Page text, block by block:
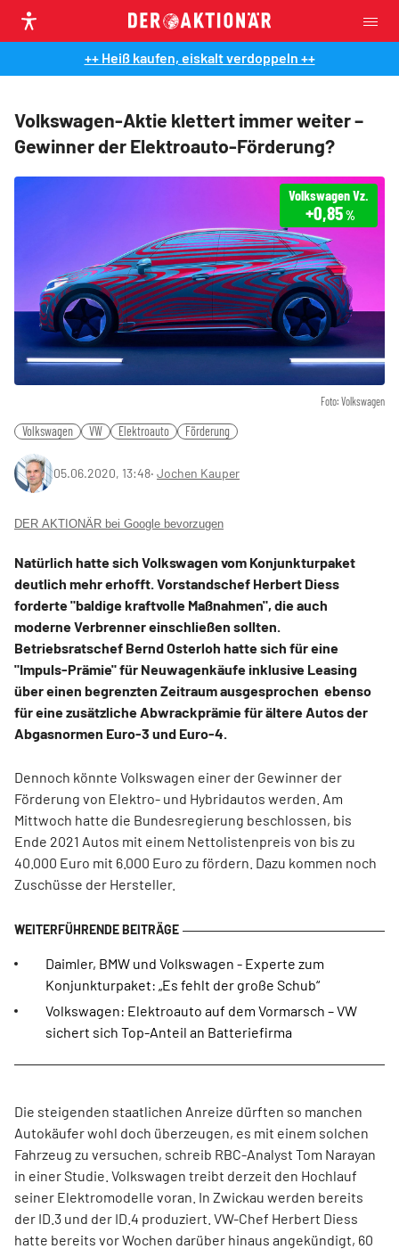
++ Heiß kaufen, eiskalt verdoppeln ++
Volkswagen-Aktie klettert immer weiter –
Gewinner der Elektroauto-Förderung?
Foto: Volkswagen
Volkswagen Vz.
+0,85%
Volkswagen VW Elektroauto Förderung
05.06.2020, 13:48‧ Jochen Kauper
DER AKTIONÄR bei Google bevorzugen
Natürlich hatte sich Volkswagen vom Konjunkturpaket
deutlich mehr erhofft. Vorstandschef Herbert Diess
forderte "baldige kraftvolle Maßnahmen", die auch
moderne Verbrenner einschließen sollten.
Betriebsratschef Bernd Osterloh hatte sich für eine
"Impuls-Prämie" für Neuwagenkäufe inklusive Leasing
über einen begrenzten Zeitraum ausgesprochen ebenso
für eine zusätzliche Abwrackprämie für ältere Autos der
Abgasnormen Euro-3 und Euro-4.
Dennoch könnte Volkswagen einer der Gewinner der
Förderung von Elektro- und Hybridautos werden. Am
Mittwoch hatte die Bundesregierung beschlossen, bis
Ende 2021 Autos mit einem Nettolistenpreis von bis zu
40.000 Euro mit 6.000 Euro zu fördern. Dazu kommen noch
Zuschüsse der Hersteller.
Daimler, BMW und Volkswagen - Experte zum
Konjunkturpaket: „Es fehlt der große Schub“
Volkswagen: Elektroauto auf dem Vormarsch – VW
sichert sich Top-Anteil an Batteriefirma
Die steigenden staatlichen Anreize dürften so manchen
Autokäufer wohl doch überzeugen, es mit einem solchen
Fahrzeug zu versuchen, schreib RBC-Analyst Tom Narayan
in einer Studie. Volkswagen treibt derzeit den Hochlauf
seiner Elektromodelle voran. In Zwickau werden bereits
der ID.3 und der ID.4 produziert. VW-Chef Herbert Diess
hatte bereits vor Wochen darüber hinaus angekündigt, 60